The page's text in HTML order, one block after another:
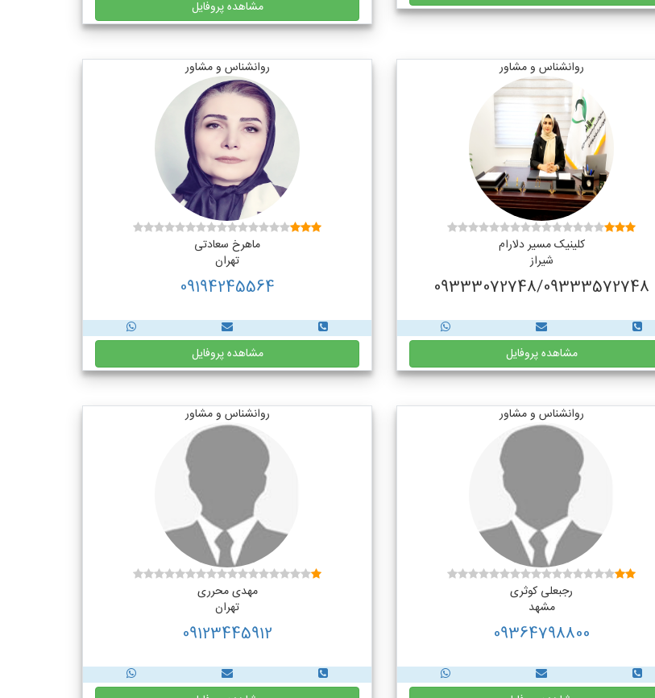
مشاهده پروفایل
روانشناس و مشاور
کلینیک مسیر دلارام
شیراز
09333072748/09333572748
مشاهده پروفایل
روانشناس و مشاور
ماهرخ سعادتی
تهران
09194245564
مشاهده پروفایل
روانشناس و مشاور
رجبعلی کوثری
مشهد
09364798800
روانشناس و مشاور
مهدی محرری
تهران
09123445912